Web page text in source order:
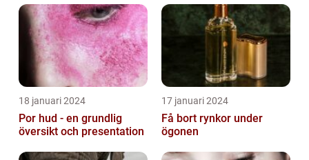
18 januari 2024
Por hud - en grundlig
översikt och presentation
17 januari 2024
Få bort rynkor under
ögonen